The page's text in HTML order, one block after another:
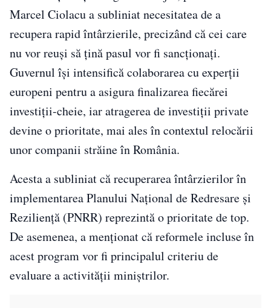
Marcel Ciolacu a subliniat necesitatea de a
recupera rapid întârzierile, precizând că cei care
nu vor reuși să țină pasul vor fi sancționați.
Guvernul își intensifică colaborarea cu experții
europeni pentru a asigura finalizarea fiecărei
investiții-cheie, iar atragerea de investiții private
devine o prioritate, mai ales în contextul relocării
unor companii străine în România.
Acesta a subliniat că recuperarea întârzierilor în
implementarea Planului Național de Redresare și
Reziliență (PNRR) reprezintă o prioritate de top.
De asemenea, a menționat că reformele incluse în
acest program vor fi principalul criteriu de
evaluare a activității miniștrilor.